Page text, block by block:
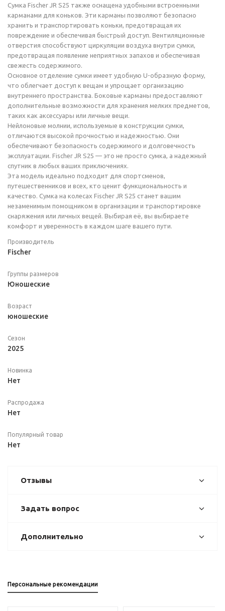
Сумка Fischer JR S25 также оснащена удобными встроенными
карманами для коньков. Эти карманы позволяют безопасно
хранить и транспортировать коньки, предотвращая их
повреждение и обеспечивая быстрый доступ. Вентиляционные
отверстия способствуют циркуляции воздуха внутри сумки,
предотвращая появление неприятных запахов и обеспечивая
свежесть содержимого.
Основное отделение сумки имеет удобную U-образную форму,
что облегчает доступ к вещам и упрощает организацию
внутреннего пространства. Боковые карманы предоставляют
дополнительные возможности для хранения мелких предметов,
таких как аксессуары или личные вещи.
Нейлоновые молнии, используемые в конструкции сумки,
отличаются высокой прочностью и надежностью. Они
обеспечивают безопасность содержимого и долговечность
эксплуатации. Fischer JR S25 — это не просто сумка, а надежный
спутник в любых ваших приключениях.
Эта модель идеально подходит для спортсменов,
путешественников и всех, кто ценит функциональность и
качество. Сумка на колесах Fischer JR S25 станет вашим
незаменимым помощником в организации и транспортировке
снаряжения или личных вещей. Выбирая её, вы выбираете
комфорт и уверенность в каждом шаге вашего пути.
Производитель
Fischer
Группы размеров
Юношеские
Возраст
юношеские
Сезон
2025
Новинка
Нет
Распродажа
Нет
Популярный товар
Нет
Отзывы
Задать вопрос
Дополнительно
Персональные рекомендации